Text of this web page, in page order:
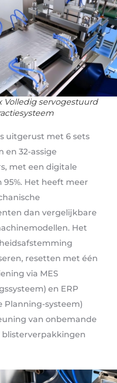
Volledig servogestuurd
uitgerust met 6 sets
en 32-assige
met een digitale
Het heeft meer
dan vergelijkbare
Het
resetten met één
via MES
en ERP
Planning-systeem)
van onbemande